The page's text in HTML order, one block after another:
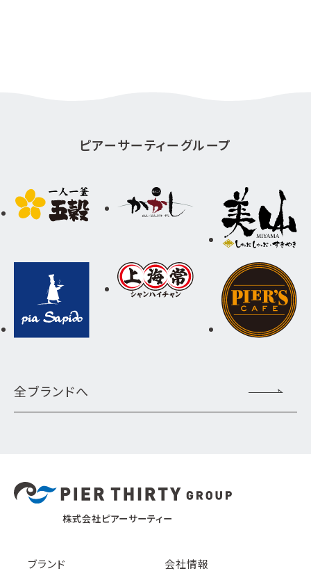
ピアーサーティーグループ
全ブランドへ
株式会社ピアーサーティー
ブランド
会社情報